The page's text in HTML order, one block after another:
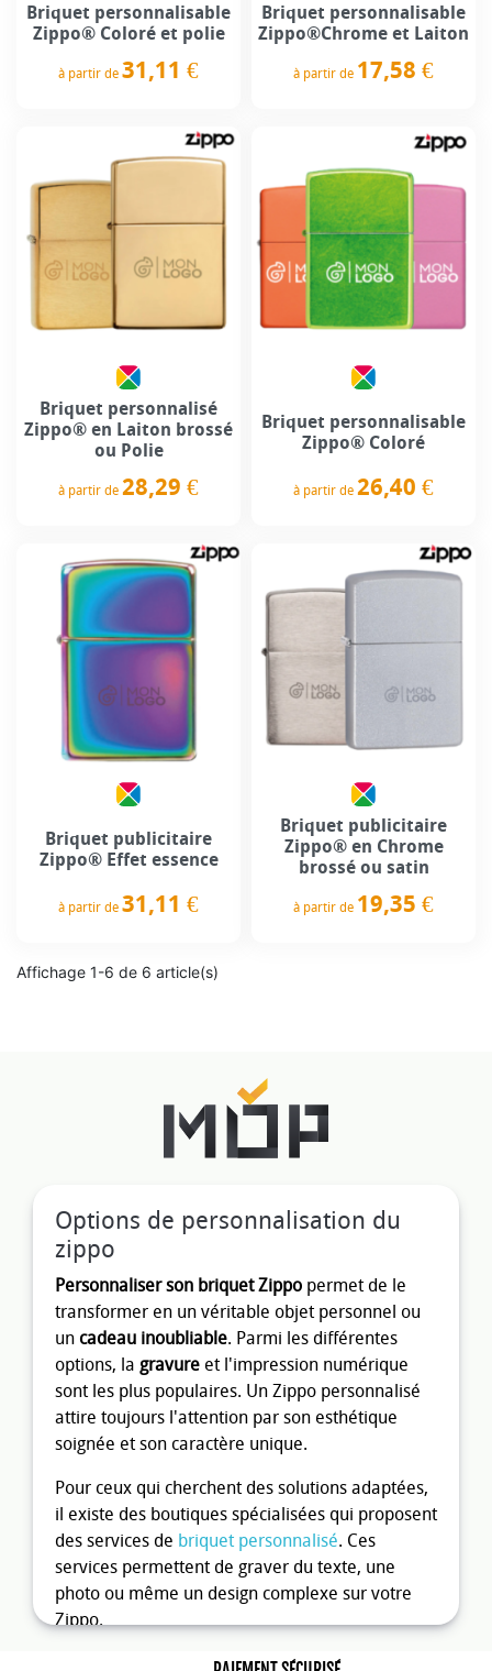
Options de personnalisation du
zippo
Personnaliser son briquet Zippo permet de le
transformer en un véritable objet personnel ou
un cadeau inoubliable. Parmi les différentes
options, la gravure et l'impression numérique
sont les plus populaires. Un Zippo personnalisé
attire toujours l'attention par son esthétique
soignée et son caractère unique.
Pour ceux qui cherchent des solutions adaptées,
il existe des boutiques spécialisées qui proposent
des services de briquet personnalisé. Ces
services permettent de graver du texte, une
photo ou même un design complexe sur votre
Zippo.
Gravure sur recto/verso
Briquet personnalisable
Zippo® Coloré et polie
à partir de 31,11 €
Briquet personnalisable
Zippo®Chrome et Laiton
à partir de 17,58 €
Briquet personnalisé
Zippo® en Laiton brossé
ou Polie
à partir de 28,29 €
Briquet personnalisable
Zippo® Coloré
à partir de 26,40 €
Briquet publicitaire
Zippo® Effet essence
à partir de 31,11 €
Briquet publicitaire
Zippo® en Chrome
brossé ou satin
à partir de 19,35 €
Affichage 1-6 de 6 article(s)